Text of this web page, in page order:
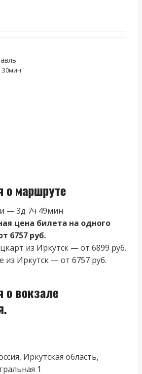
30мин
о маршруте
— 3д 7ч 49мин
цена билета на одного
6757 руб.
из Иркутск — от 6899 руб.
из Иркутск — от 6757 руб.
вокзале
Иркутская область,
1